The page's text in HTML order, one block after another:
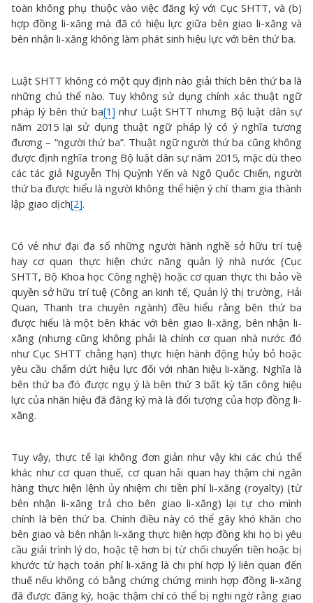
toàn không phụ thuộc vào việc đăng ký với Cục SHTT, và (b)
hợp đồng li-xăng mà đã có hiệu lực giữa bên giao li-xăng và
bên nhận li-xăng không làm phát sinh hiệu lực với bên thứ ba.
Luật SHTT không có một quy định nào giải thích bên thứ ba là
những chủ thể nào. Tuy không sử dụng chính xác thuật ngữ
pháp lý bên thứ ba[1] như Luật SHTT nhưng Bộ luật dân sự
năm 2015 lại sử dụng thuật ngữ pháp lý có ý nghĩa tương
đương – “người thứ ba”. Thuật ngữ người thứ ba cũng không
được định nghĩa trong Bộ luật dân sự năm 2015, mặc dù theo
các tác giả Nguyễn Thị Quỳnh Yến và Ngô Quốc Chiến, người
thứ ba được hiểu là người không thể hiện ý chí tham gia thành
lập giao dịch[2].
Có vẻ như đại đa số những người hành nghề sở hữu trí tuệ
hay cơ quan thực hiện chức năng quản lý nhà nước (Cục
SHTT, Bộ Khoa học Công nghệ) hoặc cơ quan thực thi bảo về
quyền sở hữu trí tuệ (Công an kinh tế, Quản lý thị trường, Hải
Quan, Thanh tra chuyên ngành) đều hiểu rằng bên thứ ba
được hiểu là một bên khác với bên giao li-xăng, bên nhận li-
xăng (nhưng cũng không phải là chính cơ quan nhà nước đó
như Cục SHTT chẳng hạn) thực hiện hành động hủy bỏ hoặc
yêu cầu chấm dứt hiệu lực đối với nhãn hiệu li-xăng. Nghĩa là
bên thứ ba đó được ngụ ý là bên thứ 3 bất kỳ tấn công hiệu
lực của nhãn hiệu đã đăng ký mà là đối tượng của hợp đồng li-
xăng.
Tuy vậy, thực tế lại không đơn giản như vậy khi các chủ thể
khác như cơ quan thuế, cơ quan hải quan hay thậm chí ngân
hàng thực hiện lệnh ủy nhiệm chi tiền phí li-xăng (royalty) (từ
bên nhận li-xăng trả cho bên giao li-xăng) lại tự cho mình
chính là bên thứ ba. Chính điều này có thể gây khó khăn cho
bên giao và bên nhận li-xăng thực hiện hợp đồng khi họ bị yêu
cầu giải trình lý do, hoặc tệ hơn bị từ chối chuyển tiền hoặc bị
khước từ hạch toán phí li-xăng là chi phí hợp lý liên quan đến
thuế nếu không có bằng chứng chứng minh hợp đồng li-xăng
đã được đăng ký, hoặc thậm chí có thể bị nghi ngờ rằng giao